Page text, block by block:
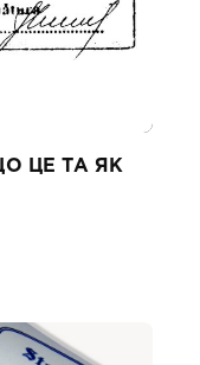
ЦЕ ТА ЯК